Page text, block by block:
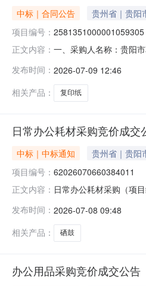
中标｜合同公告 贵州省｜贵阳
项目编号： 2581351000001059305
正文内容： 一、采购人名称：贵阳
力/deli70g3584批
发布时间： 2026-07-09 12:46
相关产品：
复印纸
日常办公耗材采购竞价成交
中标｜中标通知 贵州省｜贵阳
项目编号： 62026070660384011
正文内容： 日常办公耗材采购（项
位信息采购单位名称：
发布时间： 2026-07-08 09:48
相关产品：
硒鼓
办公用品采购竞价成交公告